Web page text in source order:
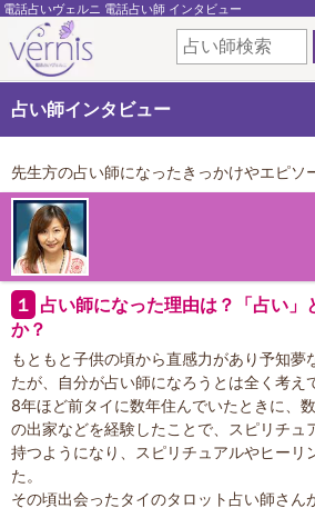
電話占いヴェルニ 電話占い師 インタビュー
占い師インタビュー
先生方の占い師になったきっかけやエピソ
１ 占い師になった理由は？「占い」
か？
もともと子供の頃から直感力があり予知夢
たが、自分が占い師になろうとは全く考え
8年ほど前タイに数年住んでいたときに、
の出家などを経験したことで、スピリチュ
持つようになり、スピリチュアルやヒーリ
た。
その頃出会ったタイのタロット占い師さん